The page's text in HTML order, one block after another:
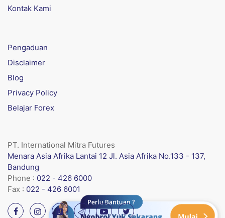
Kontak Kami
Pengaduan
Disclaimer
Blog
Privacy Policy
Belajar Forex
PT. International Mitra Futures
Menara Asia Afrika Lantai 12 Jl. Asia Afrika No.133 - 137,
Bandung
Phone : 022 - 426 6000
Fax : 022 - 426 6001